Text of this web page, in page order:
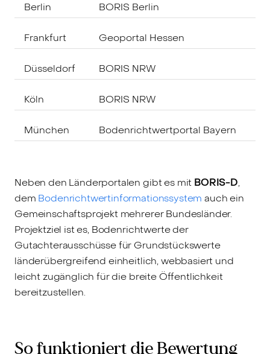
Berlin BORIS Berlin
Frankfurt Geoportal Hessen
Düsseldorf BORIS NRW
Köln BORIS NRW
München Bodenrichtwertportal Bayern
Neben den Länderportalen gibt es mit BORIS-D,
dem Bodenrichtwertinformationssystem auch ein
Gemeinschaftsprojekt mehrerer Bundesländer.
Projektziel ist es, Bodenrichtwerte der
Gutachterausschüsse für Grundstückswerte
länderübergreifend einheitlich, webbasiert und
leicht zugänglich für die breite Öffentlichkeit
bereitzustellen.
So funktioniert die Bewertung